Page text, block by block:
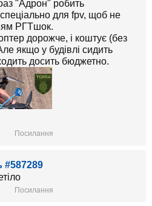
"Адрон" робить
для fpv, щоб не
РГТшок.
дорожче, і коштує (без
якщо у будівлі сидить
досить бюджетно.
Посилання
#587289
Посилання